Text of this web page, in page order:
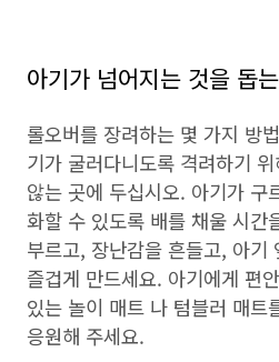
아기가 넘어지는 것을 돕
롤오버를 장려하는 몇 가지 방
기가 굴러다니도록 격려하기
않는 곳에 두십시오. 아기가 구
화할 수 있도록 배를 채울 시간
부르고, 장난감을 흔들고, 아기
즐겁게 만드세요. 아기에게 편
있는 놀이 매트 나 텀블러 매트
응원해 주세요.